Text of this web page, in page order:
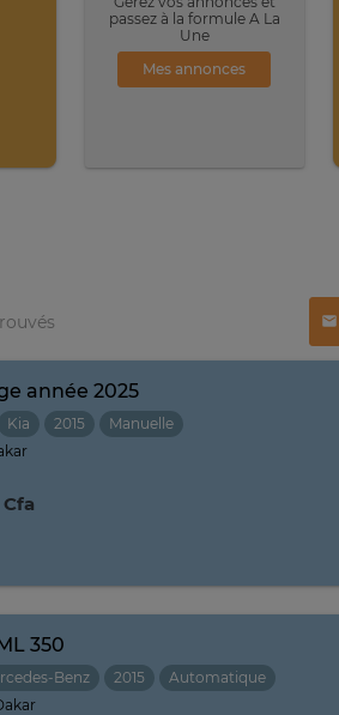
passez à la formule A La
Une
Mes annonces
année 2025
Kia 2015
Manuelle
350
Benz 2015
Automatique